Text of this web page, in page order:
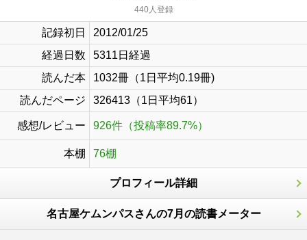
440人登録
記録初日
2012/01/25
経過日数
5311日経過
読んだ本
1032冊（1日平均0.19冊)
読んだページ
326413（1日平均61）
感想/レビュー 926件（投稿率89.7%）
本棚 76棚
プロフィール詳細
名古屋ケムンパスさんの7月の読書メーター